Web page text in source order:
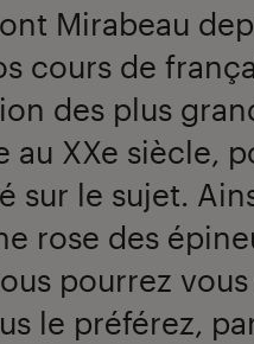
Mirabeau
cours de
des plus
au XXe siècle,
sur le sujet.
rose des
pourrez
le préférez,